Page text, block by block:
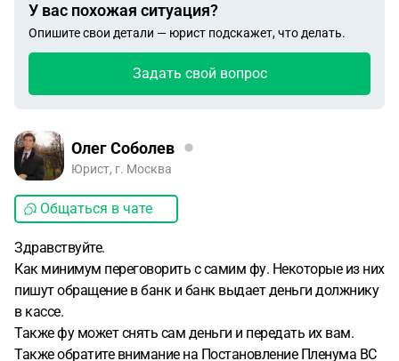
У вас похожая ситуация?
Опишите свои детали — юрист подскажет, что делать.
Задать свой вопрос
Олег Соболев
Юрист, г. Москва
Общаться в чате
Здравствуйте.
Как минимум переговорить с самим фу. Некоторые из них
пишут обращение в банк и банк выдает деньги должнику
в кассе.
Также фу может снять сам деньги и передать их вам.
Также обратите внимание на Постановление Пленума ВС